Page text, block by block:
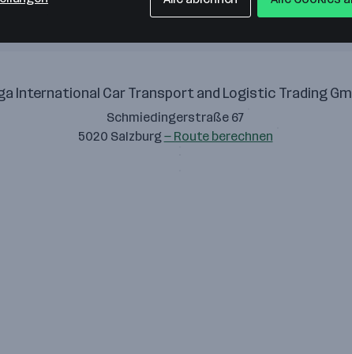
International Car Transport and Logistic Trading
Schmiedingerstraße 67
5020 Salzburg — Route berechnen